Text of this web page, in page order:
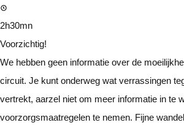
2h30mn
Voorzichtig!
We hebben geen informatie over de
circuit. Je kunt onderweg wat verrassingen
vertrekt, aarzel niet om meer informatie in te
voorzorgsmaatregelen te nemen. Fijne